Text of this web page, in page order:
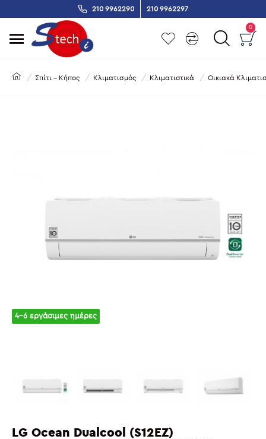
210 9962290 210 9962297
0
Σπίτι - Κήπος Κλιματισμός Κλιματιστικά Οικιακά
4-6 εργάσιμες ημέρες
LG Ocean Dualcool (S12EΖ)